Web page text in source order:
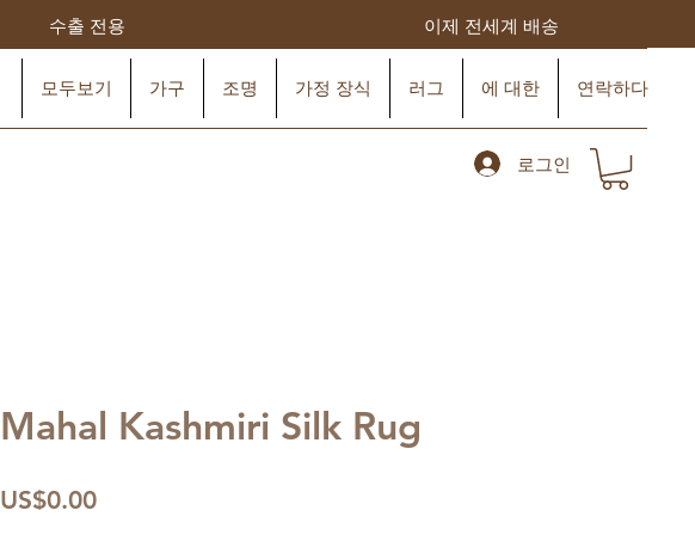
수출 전용 이제 전세계 배송
모두보기 가구 조명 가정 장식 러그 에 대한 연락하다
로그인
Mahal Kashmiri Silk Rug
US$0.00가